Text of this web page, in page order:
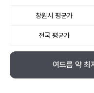
창원시 평균가
전국 평균가
여드름 약 최